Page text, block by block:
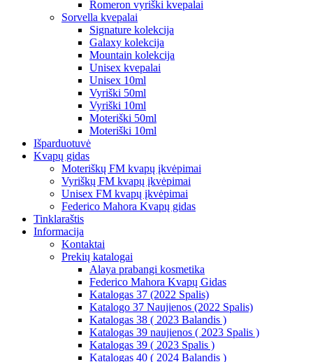
Romeron vyriški kvepalai
Sorvella kvepalai
Signature kolekcija
Galaxy kolekcija
Mountain kolekcija
Unisex kvepalai
Unisex 10ml
Vyriški 50ml
Vyriški 10ml
Moteriški 50ml
Moteriški 10ml
Išparduotuvė
Kvapų gidas
Moteriškų FM kvapų įkvėpimai
Vyriškų FM kvapų įkvėpimai
Unisex FM kvapų įkvėpimai
Federico Mahora Kvapų gidas
Tinklaraštis
Informacija
Kontaktai
Prekių katalogai
Alaya prabangi kosmetika
Federico Mahora Kvapų Gidas
Katalogas 37 (2022 Spalis)
Katalogo 37 Naujienos (2022 Spalis)
Katalogas 38 ( 2023 Balandis )
Katalogas 39 naujienos ( 2023 Spalis )
Katalogas 39 ( 2023 Spalis )
Katalogas 40 ( 2024 Balandis )